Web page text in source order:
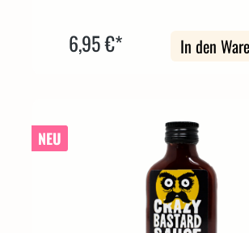
6,95 €* In den
NEU